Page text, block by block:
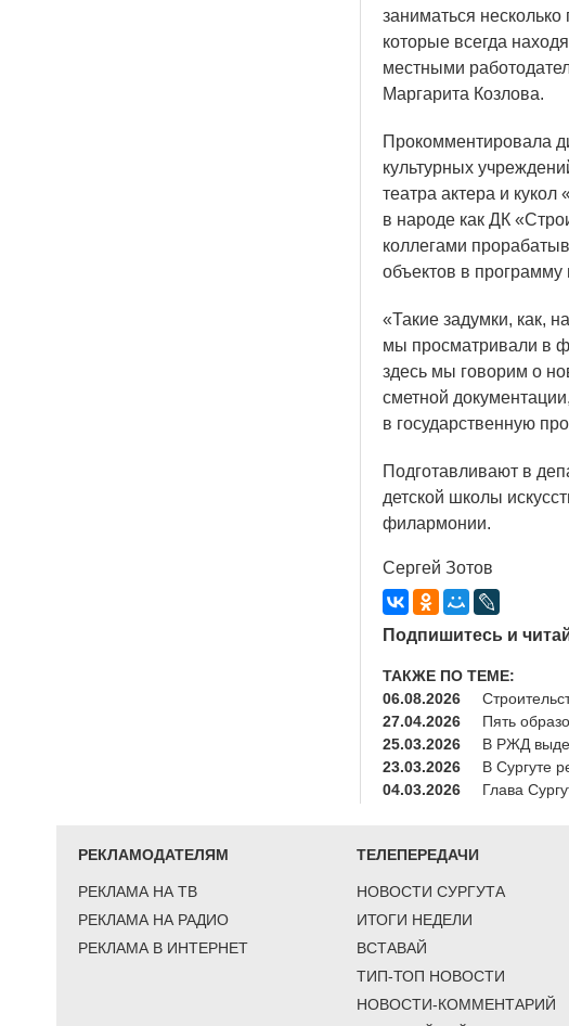
заниматься
которые всегда
местными
Маргарита Козлова.
Прокомментировала
культурных
театра актера и кукол
в народе как ДК
коллегами
объектов в программу
«Такие задумки, как,
мы просматривали в
здесь мы говорим о
сметной
в государственную
Подготавливают в
детской школы
филармонии.
Сергей Зотов
Подпишитесь и
ТАКЖЕ ПО ТЕМЕ:
06.08.2026
27.04.2026
Пять
25.03.2026
В РЖД
23.03.2026
В Сургуте
04.03.2026
Глава
РЕКЛАМОДАТЕЛЯМ
РЕКЛАМА НА ТВ
РЕКЛАМА НА РАДИО
РЕКЛАМА В ИНТЕРНЕТ
ТЕЛЕПЕРЕДАЧИ
НОВОСТИ СУРГУТА
ИТОГИ НЕДЕЛИ
ВСТАВАЙ
ТИП-ТОП НОВОСТИ
НОВОСТИ-КОММЕНТАРИЙ